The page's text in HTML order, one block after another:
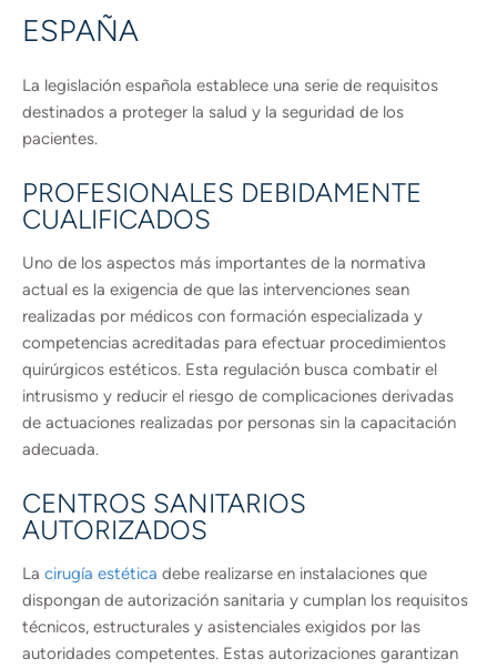
ESPAÑA
La legislación española establece una serie de requisitos
destinados a proteger la salud y la seguridad de los
pacientes.
PROFESIONALES DEBIDAMENTE
CUALIFICADOS
Uno de los aspectos más importantes de la normativa
actual es la exigencia de que las intervenciones sean
realizadas por médicos con formación especializada y
competencias acreditadas para efectuar procedimientos
quirúrgicos estéticos. Esta regulación busca combatir el
intrusismo y reducir el riesgo de complicaciones derivadas
de actuaciones realizadas por personas sin la capacitación
adecuada.
CENTROS SANITARIOS
AUTORIZADOS
La cirugía estética debe realizarse en instalaciones que
dispongan de autorización sanitaria y cumplan los requisitos
técnicos, estructurales y asistenciales exigidos por las
autoridades competentes. Estas autorizaciones garantizan